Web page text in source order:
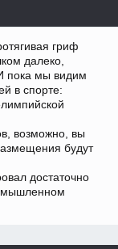
гриф
далеко,
пока мы видим
в спорте:
возможно, вы
будут
достаточно